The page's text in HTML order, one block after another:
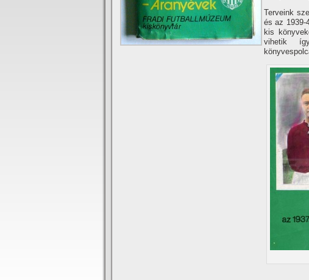
Terveink
és az 1939-
kis
vihetik